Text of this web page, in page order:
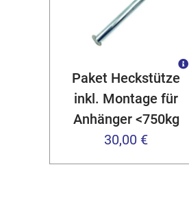
Paket Heckstütze
inkl. Montage für
Anhänger <750kg
30,00 €